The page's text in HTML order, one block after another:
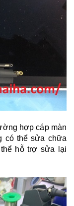
hợp cáp màn
có thể sửa chữa
hỗ trợ sửa lại